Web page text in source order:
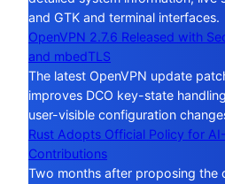
and GTK and terminal interfaces.
OpenVPN 2.7.6 Released with
and mbedTLS
The latest OpenVPN update
improves DCO key-state
user-visible configuration
Rust Adopts Official Policy for
Contributions
Two months after proposing the